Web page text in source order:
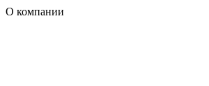
О компании